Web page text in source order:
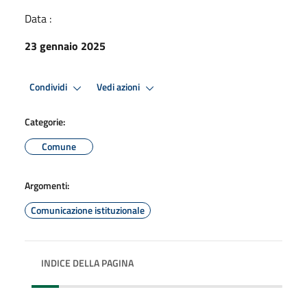
Data :
23 gennaio 2025
Condividi Vedi azioni
Categorie:
Comune
Argomenti:
Comunicazione istituzionale
INDICE DELLA PAGINA